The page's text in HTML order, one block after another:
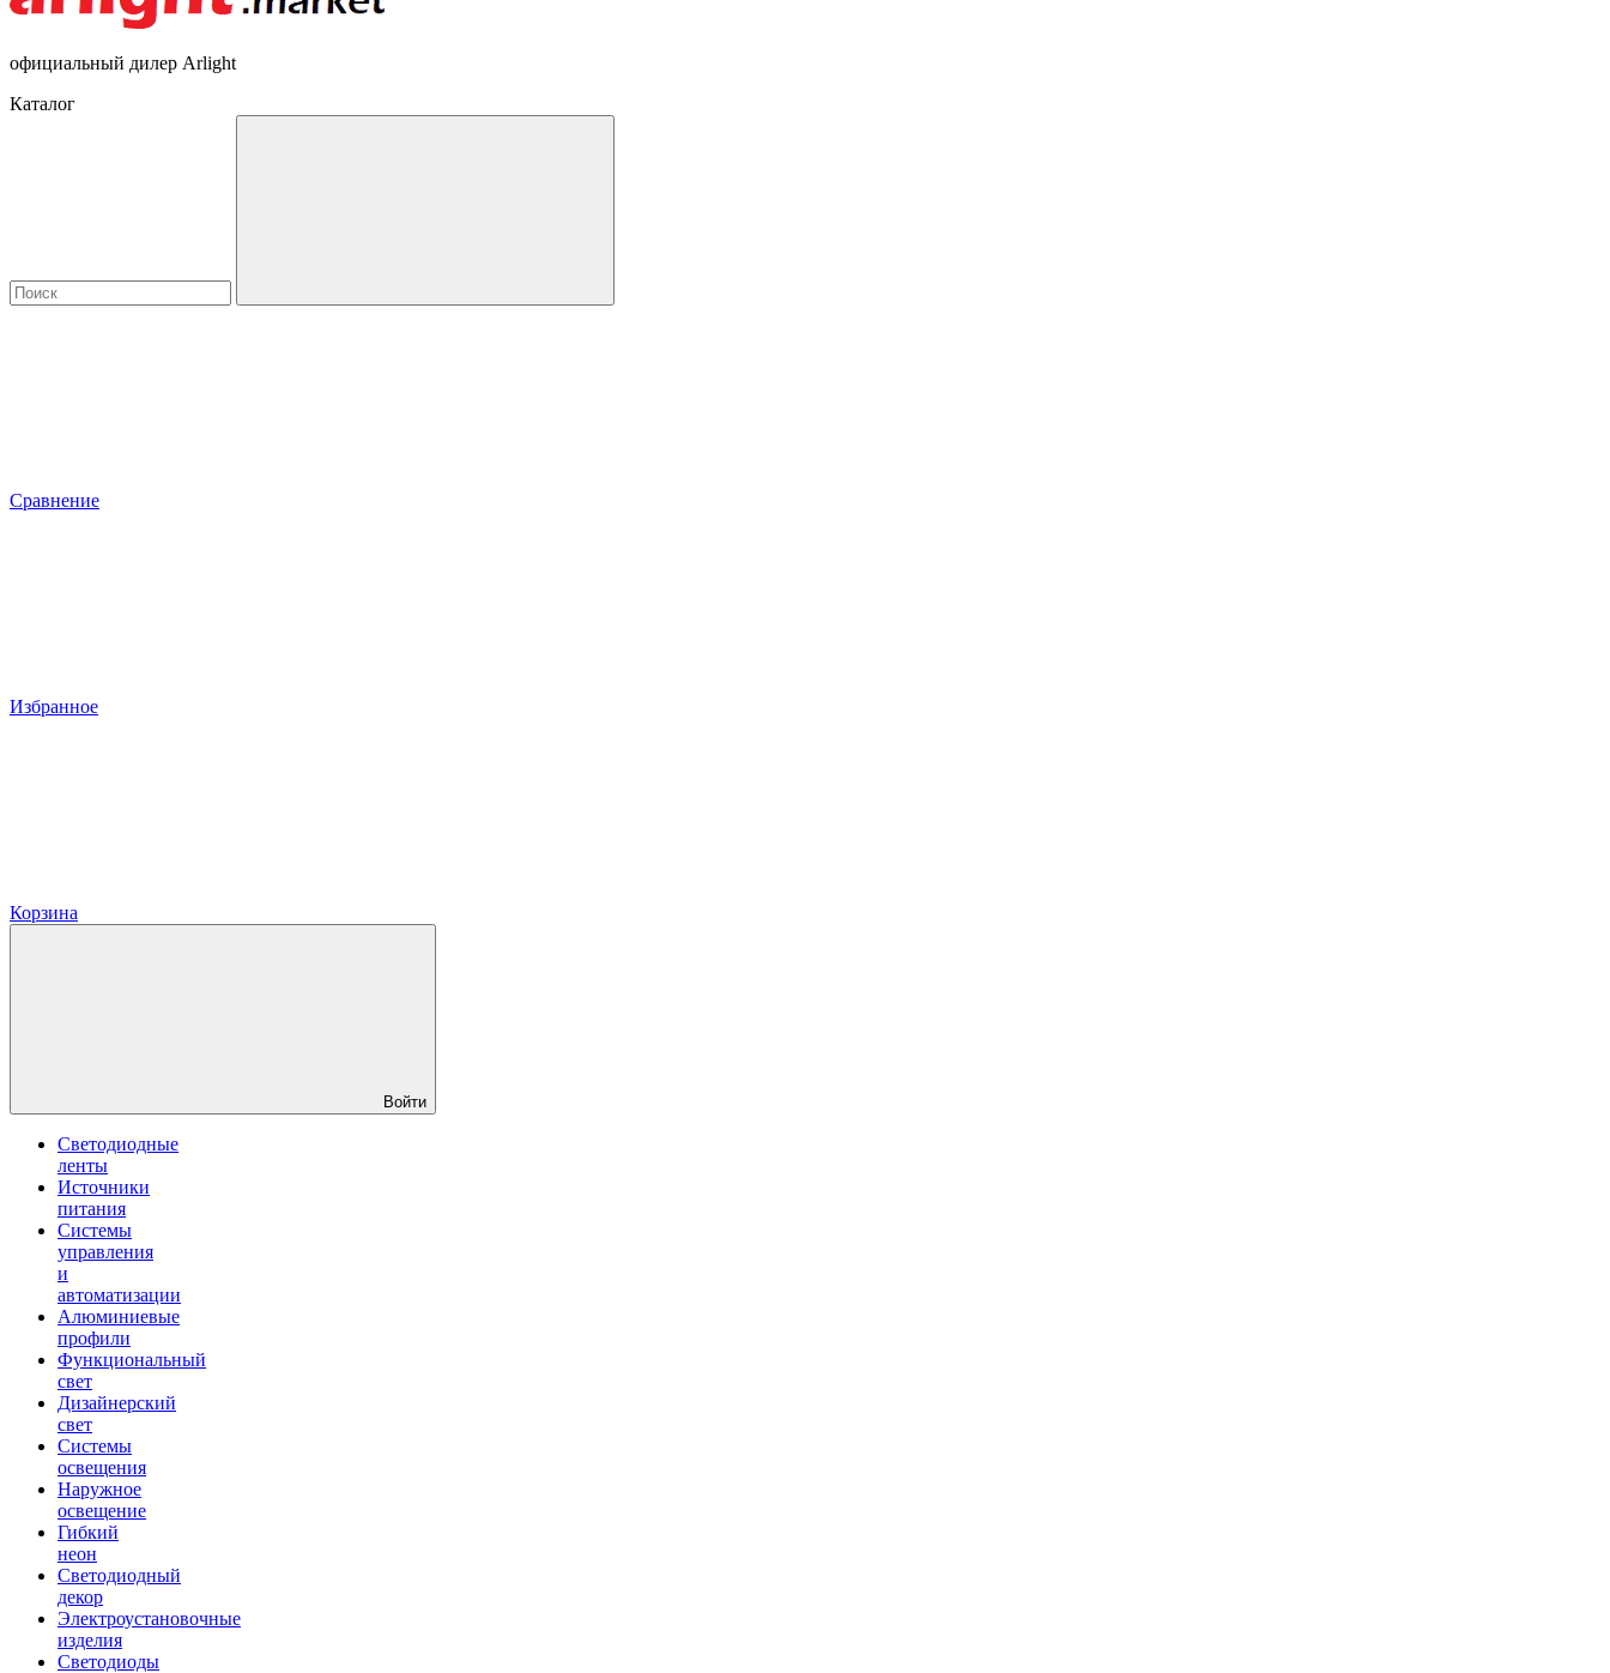
официальный дилер Arlight
Каталог
Сравнение
Избранное
Корзина
Войти
Светодиодные
ленты
Источники
питания
Системы
управления
и
автоматизации
Алюминиевые
профили
Функциональный
свет
Дизайнерский
свет
Системы
освещения
Наружное
освещение
Гибкий
неон
Светодиодный
декор
Электроустановочные
изделия
Светодиоды